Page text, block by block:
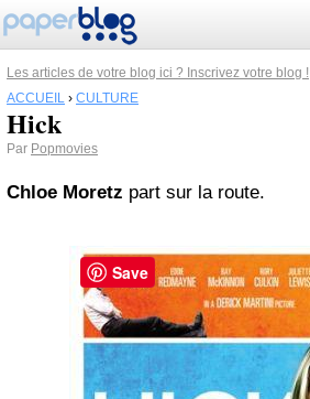
Les articles de votre blog ici ? Inscrivez votre blog !
ACCUEIL › CULTURE
Hick
Par Popmovies
Chloe Moretz part sur la route.
Save